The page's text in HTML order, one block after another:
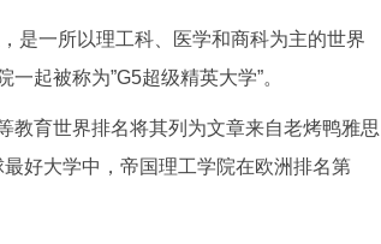
是一所以理工科、医学和商科为主的世界
起被称为”G5超级精英大学”。
教育世界排名将其列为文章来自老烤鸭雅思
好大学中，帝国理工学院在欧洲排名第